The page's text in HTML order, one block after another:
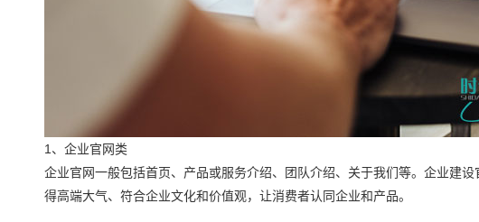
1、企业官网类
企业官网一般包括首页、产品或服务介绍、团队介绍、关于我们等。企业建
得高端大气、符合企业文化和价值观，让消费者认同企业和产品。